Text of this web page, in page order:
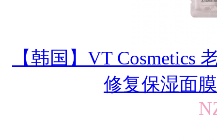
【韩国】VT Cosmetics
修复保湿面